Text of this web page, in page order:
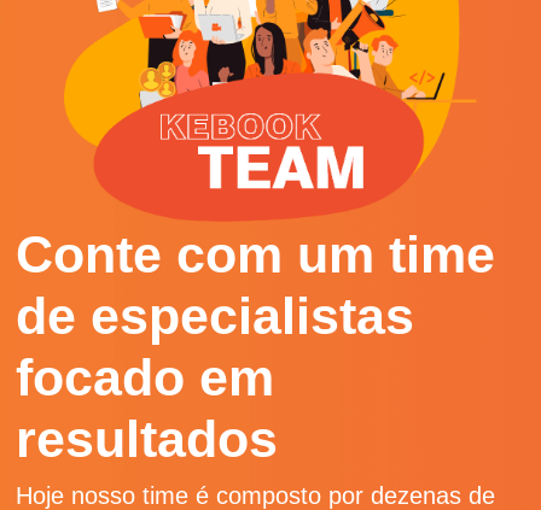
Conte com um time
de especialistas
focado em
resultados
Hoje nosso time é composto por dezenas de